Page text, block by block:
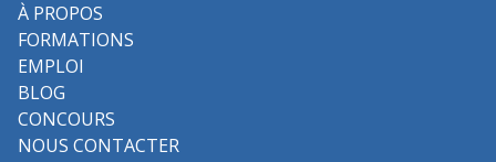
À PROPOS
FORMATIONS
EMPLOI
BLOG
CONCOURS
NOUS CONTACTER